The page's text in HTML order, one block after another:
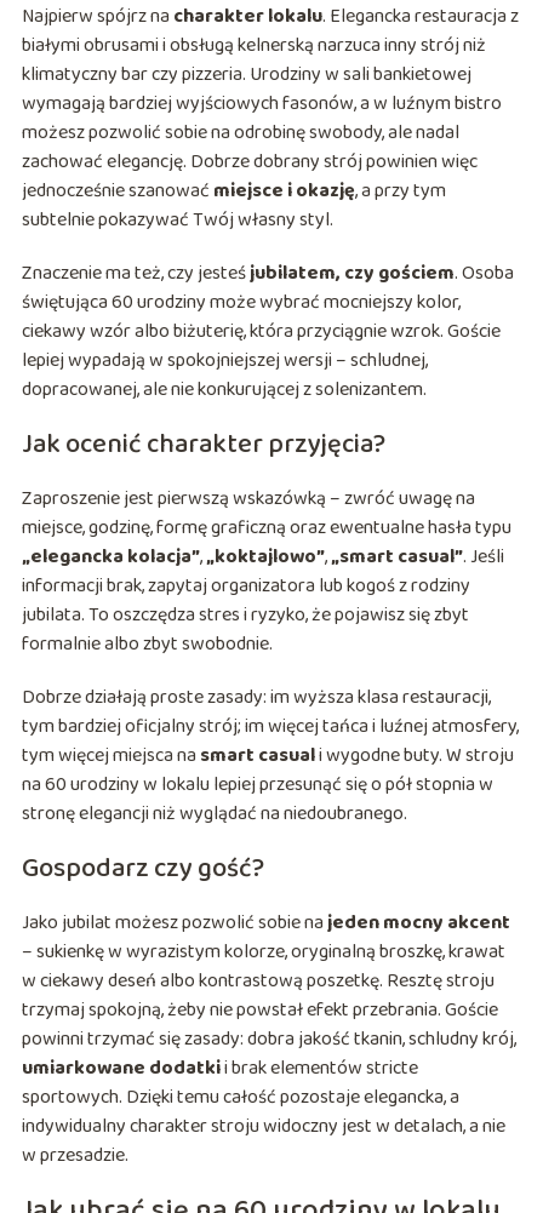
Najpierw spójrz na charakter lokalu. Elegancka restauracja z
białymi obrusami i obsługą kelnerską narzuca inny strój niż
klimatyczny bar czy pizzeria. Urodziny w sali bankietowej
wymagają bardziej wyjściowych fasonów, a w luźnym bistro
możesz pozwolić sobie na odrobinę swobody, ale nadal
zachować elegancję. Dobrze dobrany strój powinien więc
jednocześnie szanować miejsce i okazję, a przy tym
subtelnie pokazywać Twój własny styl.
Znaczenie ma też, czy jesteśjubilatem, czy gościem. Osoba
świętująca 60 urodziny może wybrać mocniejszy kolor,
ciekawy wzór albo biżuterię, która przyciągnie wzrok. Goście
lepiej wypadają w spokojniejszej wersji – schludnej,
dopracowanej, ale nie konkurującej z solenizantem.
Jak ocenić charakter przyjęcia?
Zaproszenie jest pierwszą wskazówką – zwróć uwagę na
miejsce, godzinę, formę graficzną oraz ewentualne hasła typu
„elegancka kolacja”,„koktajlowo”,„smart casual”. Jeśli
informacji brak, zapytaj organizatora lub kogoś z rodziny
jubilata. To oszczędza stres i ryzyko, że pojawisz się zbyt
formalnie albo zbyt swobodnie.
Dobrze działają proste zasady: im wyższa klasa restauracji,
tym bardziej oficjalny strój; im więcej tańca i luźnej atmosfery,
tym więcej miejsca na smart casuali wygodne buty. W stroju
na 60 urodziny w lokalu lepiej przesunąć się o pół stopnia w
stronę elegancji niż wyglądać na niedoubranego.
Gospodarz czy gość?
Jako jubilat możesz pozwolić sobie najeden mocny akcent
– sukienkę w wyrazistym kolorze, oryginalną broszkę, krawat
w ciekawy deseń albo kontrastową poszetkę. Resztę stroju
trzymaj spokojną, żeby nie powstał efekt przebrania. Goście
powinni trzymać się zasady: dobra jakość tkanin, schludny krój,
umiarkowane dodatkii brak elementów stricte
sportowych. Dzięki temu całość pozostaje elegancka, a
indywidualny charakter stroju widoczny jest w detalach, a nie
w przesadzie.